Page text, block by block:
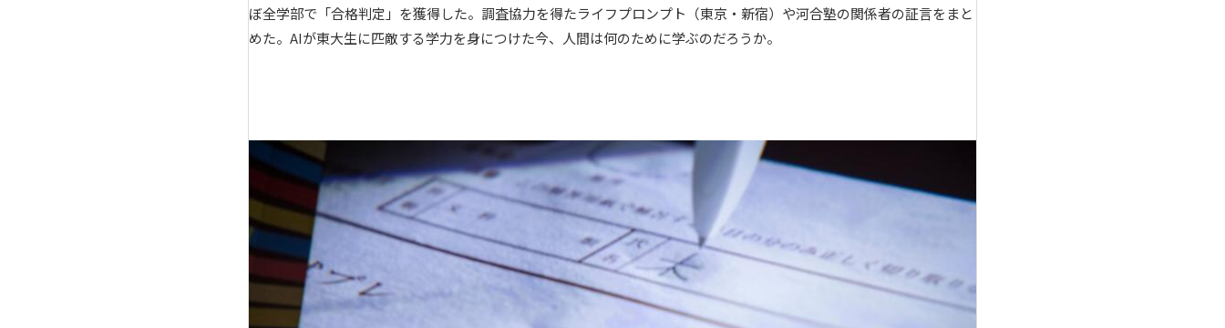
ぼ全学部で「合格判定」を獲得した。調査協力を得たライフプロンプト（東京・新宿）や河合塾の関係者の証言をまと
めた。AIが東大生に匹敵する学力を身につけた今、人間は何のために学ぶのだろうか。